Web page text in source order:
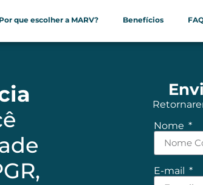
Por que escolher a MARV? Benefícios
Nome
E-mail